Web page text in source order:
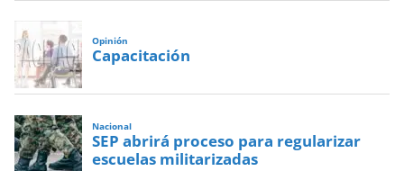
Opinión
Capacitación
Nacional
SEP abrirá proceso para regularizar
escuelas militarizadas